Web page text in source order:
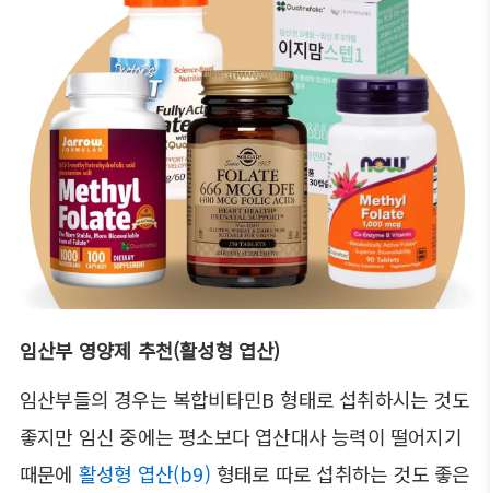
임산부 영양제 추천(활성형 엽산)
임산부들의 경우는 복합비타민B 형태로 섭취하시는 것도
좋지만 임신 중에는 평소보다 엽산대사 능력이 떨어지기
때문에 활성형 엽산(b9) 형태로 따로 섭취하는 것도 좋은